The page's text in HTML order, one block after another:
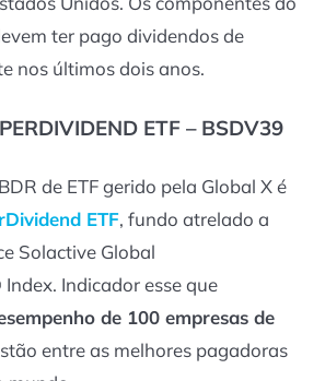
ter pago dividendos de
nos últimos dois anos.
ETF – BSDV39
de ETF gerido pela Global X é
ETF, fundo atrelado a
Solactive Global
Indicador esse que
de 100 empresas de
entre as melhores pagadoras